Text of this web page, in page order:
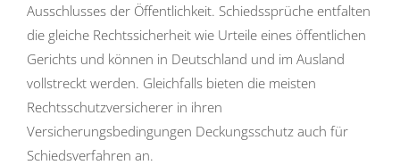
Ausschlusses der Öffentlichkeit. Schiedssprüche entfalten
die gleiche Rechtssicherheit wie Urteile eines öffentlichen
Gerichts und können in Deutschland und im Ausland
vollstreckt werden. Gleichfalls bieten die meisten
Rechtsschutzversicherer in ihren
Versicherungsbedingungen Deckungsschutz auch für
Schiedsverfahren an.